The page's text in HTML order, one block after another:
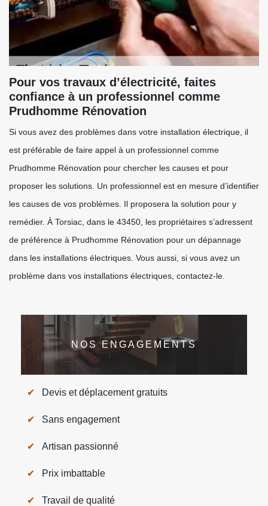
Pour vos travaux d’électricité, faites
confiance à un professionnel comme
Prudhomme Rénovation
Si vous avez des problèmes dans votre installation électrique, il
est préférable de faire appel à un professionnel comme
Prudhomme Rénovation pour chercher les causes et pour
proposer les solutions. Un professionnel est en mesure d’identifier
les causes de vos problèmes. Il proposera la solution pour y
remédier. À Torsiac, dans le 43450, les propriétaires s’adressent
de préférence à Prudhomme Rénovation pour un dépannage
dans les installations électriques. Vous aussi, si vous avez un
problème dans vos installations électriques, contactez-le.
NOS ENGAGEMENTS
Devis et déplacement gratuits
Sans engagement
Artisan passionné
Prix imbattable
Travail de qualité